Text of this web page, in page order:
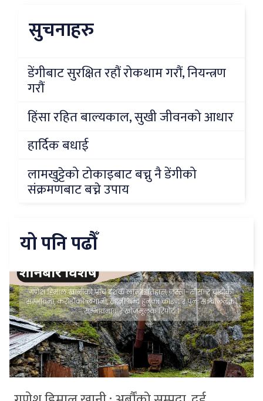
सुचनाहरु
डेंगीबाट सुरक्षित रहौं रोकथाम गरौं, नियन्त्रण
गरौं
हिंसा रहित बाल्यकाल, सुखी जीवनको आधार
हार्दिक बधाई
लामखुट्टेको टोकाइबाट बच्नु नै डेंगीको
संक्रमणबाट बच्ने उपाय
यो पनि पढौँ